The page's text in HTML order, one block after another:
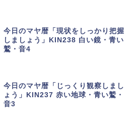
今日のマヤ暦「現状をしっかり把握
しましょう」KIN238 白い鏡・青い
鷲・音4
今日のマヤ暦「じっくり観察しまし
ょう」KIN237 赤い地球・青い鷲・
音3